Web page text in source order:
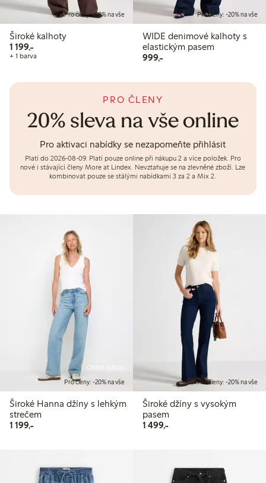
Pro členy: -20% na vše
Široké kalhoty
1 199,-1 199,00 Kč
+ 1 barva
Pro členy: -20% na vše
WIDE denimové kalhoty s
elastickým pasem
999,-999,00 Kč
20% sleva na vše online
PRO ČLENY
Pro aktivaci nabídky se nezapomeňte přihlásit
Platí do 2026-08-09. Platí pouze online při nákupu 2 a více položek. Pro
nové i stávající členy More at Lindex. Nevztahuje se na zlevněné zboží. Lze
kombinovat pouze se stálými nabídkami 3 za 2 a Mix 2.
Pro členy: -20% na vše
Široké Hanna džíny s lehkým
strečem
1 199,-1 199,00 Kč
Pro členy: -20% na vše
Široké džíny s vysokým
pasem
1 499,-1 499,00 Kč